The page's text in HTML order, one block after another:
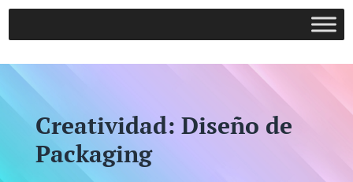
Creatividad: Diseño de
Packaging